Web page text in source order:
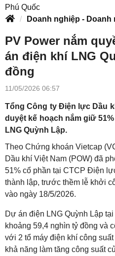
Phú Quốc
Doanh nghiệp - Doanh
PV Power nắm
án điện khí LNG
đồng
11/05/2026 06:57
Tổng Công ty Điện lực Dầu
duyệt kế hoạch nắm giữ
LNG Quỳnh Lập.
Theo Chứng khoán Vietcap
Dầu khí Việt Nam (POW) đã
51% cổ phần tại CTCP Điện
thành lập, trước thềm lễ khởi
vào ngày 18/5/2026.
Dự án điện LNG Quỳnh Lập
khoảng 59,4 nghìn tỷ đồng và
với 2 tổ máy điện khí công
khả năng làm tăng công suất